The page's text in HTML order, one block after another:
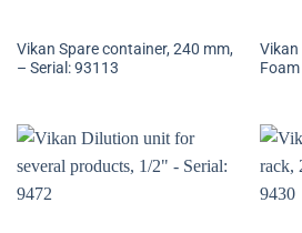
Vikan Spare container, 240 mm,
– Serial: 93113